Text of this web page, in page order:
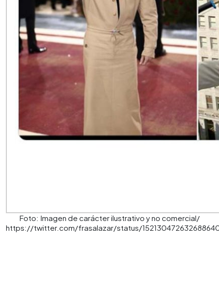
Foto: Imagen de carácter ilustrativo y no comercial/
https://twitter.com/frasalazar/status/